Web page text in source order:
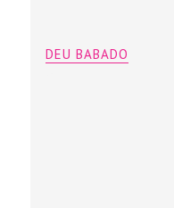
DEU BABADO